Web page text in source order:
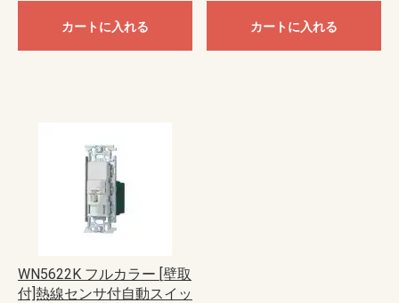
カートに入れる カートに入れる
WN5622K フルカラー [壁取
付]熱線センサ付自動スイッ